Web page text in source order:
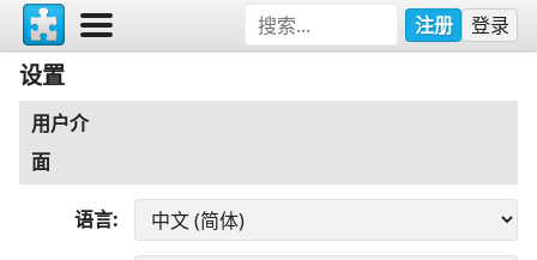
注册 登录
设置
用户介
面
语言